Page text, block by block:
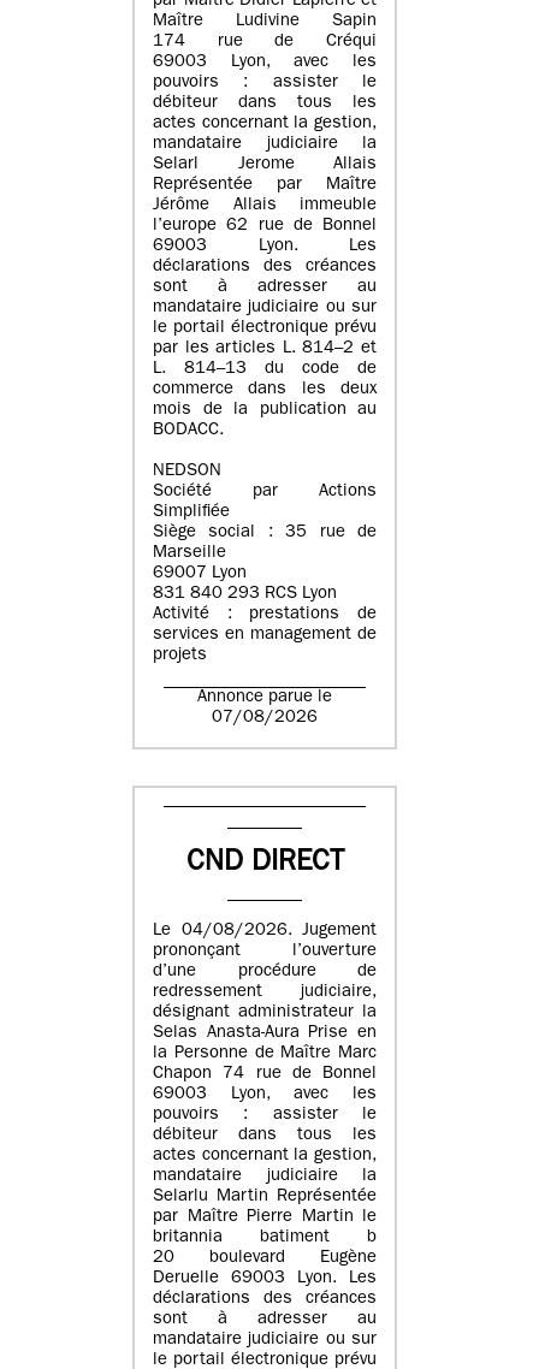
Maître Ludivine Sapin
174 rue de Créqui
69003 Lyon, avec les
pouvoirs : assister le
débiteur dans tous les
actes concernant la gestion,
mandataire judiciaire la
Selarl Jerome Allais
Représentée par Maître
Jérôme Allais immeuble
l’europe 62 rue de Bonnel
69003 Lyon. Les
déclarations des créances
sont à adresser au
mandataire judiciaire ou sur
le portail électronique prévu
par les articles L. 814–2 et
L. 814–13 du code de
commerce dans les deux
mois de la publication au
BODACC.
NEDSON
Société par Actions
Simplifiée
Siège social : 35 rue de
Marseille
69007 Lyon
831 840 293 RCS Lyon
Activité : prestations de
services en management de
projets
Annonce parue le
07/08/2026
CND DIRECT
Le 04/08/2026. Jugement
prononçant l’ouverture
d’une procédure de
redressement judiciaire,
désignant administrateur la
Selas Anasta-Aura Prise en
la Personne de Maître Marc
Chapon 74 rue de Bonnel
69003 Lyon, avec les
pouvoirs : assister le
débiteur dans tous les
actes concernant la gestion,
mandataire judiciaire la
Selarlu Martin Représentée
par Maître Pierre Martin le
britannia batiment b
20 boulevard Eugène
Deruelle 69003 Lyon. Les
déclarations des créances
sont à adresser au
mandataire judiciaire ou sur
le portail électronique prévu